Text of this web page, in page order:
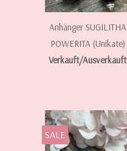
Anhänger SUGILITHA
POWERITA (Unikate)
Verkauft/Ausverkauft
SALE